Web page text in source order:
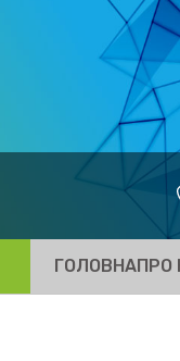
ГОЛОВНАПРО